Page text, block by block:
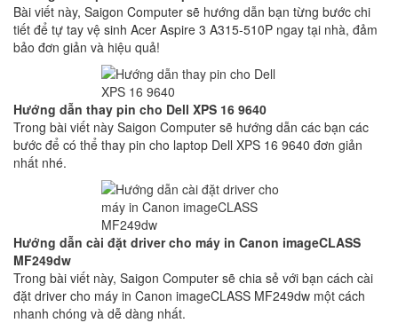
Bài viết này, Saigon Computer sẽ hướng dẫn bạn từng bước chi
tiết để tự tay vệ sinh Acer Aspire 3 A315-510P ngay tại nhà, đảm
bảo đơn giản và hiệu quả!
Hướng dẫn thay pin cho Dell XPS 16 9640
Trong bài viết này Saigon Computer sẽ hướng dẫn các bạn các
bước để có thể thay pin cho laptop Dell XPS 16 9640 đơn giản
nhất nhé.
Hướng dẫn cài đặt driver cho máy in Canon imageCLASS
MF249dw
Trong bài viết này, Saigon Computer sẽ chia sẻ với bạn cách cài
đặt driver cho máy in Canon imageCLASS MF249dw một cách
nhanh chóng và dễ dàng nhất.